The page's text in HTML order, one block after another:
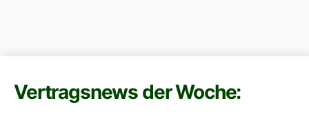
Vertragsnews der Woche: